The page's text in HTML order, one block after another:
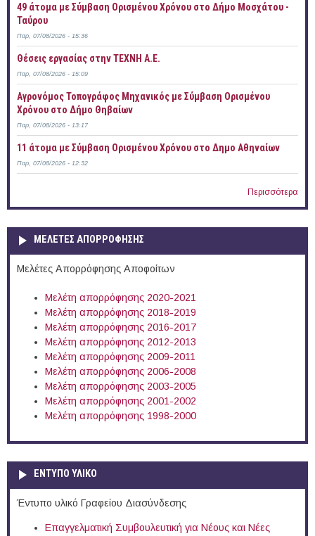
49 άτομα με Σύμβαση Ορισμένου Χρόνου στο Δήμο Μοσχάτου -
Ταύρου
Παρ, 07/08/2026 - 15:36
Θέσεις εργασίας στην ΤΕΧΝΗ Α.Ε.
Παρ, 07/08/2026 - 15:09
Αγρονόμος Τοπογράφος Μηχανικός με Σύμβαση Ορισμένου
Χρόνου στο Δήμο Θηβαίων
Παρ, 07/08/2026 - 13:17
11 άτομα με Σύμβαση Ορισμένου Χρόνου στο Δημο Αθηναίων
Παρ, 07/08/2026 - 12:32
Περισσότερα
ΜΕΛΕΤΕΣ ΑΠΟΡΡΟΦΗΣΗΣ
Μελέτες Απορρόφησης Αποφοίτων
Μελέτη απορρόφησης 2020-2021
Μελέτη απορρόφησης 2018-2019
Μελέτη απορρόφησης 2016-2017
Μελέτη απορρόφησης 2012-2013
Μελέτη απορρόφησης 2009-2011
Μελέτη απορρόφησης 2006-2008
Μελέτη απορρόφησης 2003-2005
Μελέτη απορρόφησης 2001-2002
Μελέτη απορρόφησης 1998-2000
ΕΝΤΥΠΟ ΥΛΙΚΟ
Έντυπο υλικό Γραφείου Διασύνδεσης
Επαγγελματική Συμβουλευτική για Νέους και Νέες